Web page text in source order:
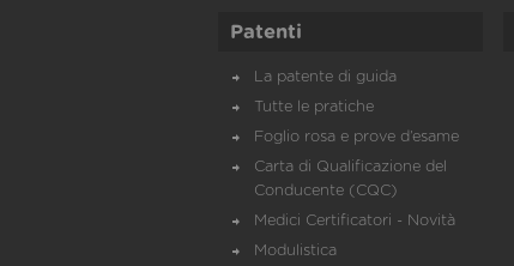
Patenti
La patente di guida
Tutte le pratiche
Foglio rosa e prove d’esame
Carta di Qualificazione del
Conducente (CQC)
Medici Certificatori - Novità
Modulistica